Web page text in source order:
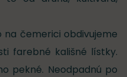
na čemerici obdivujeme
farebné kališné lístky.
pekné. Neodpadnú po